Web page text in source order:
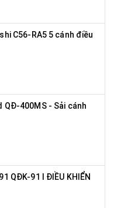
C56-RA5 5 cánh điều
QĐ-400MS - Sải cánh
QĐK-91 I ĐIỀU KHIỂN